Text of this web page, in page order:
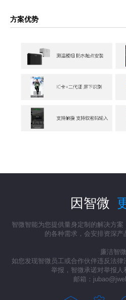
方案优势
因智微
智微智能为您提供量身定制的解决方
的各种需求，会安排资深产
廉洁智微
如您发现智微员工或合作伙伴违反法
举报，智微承诺对举报人
邮箱：